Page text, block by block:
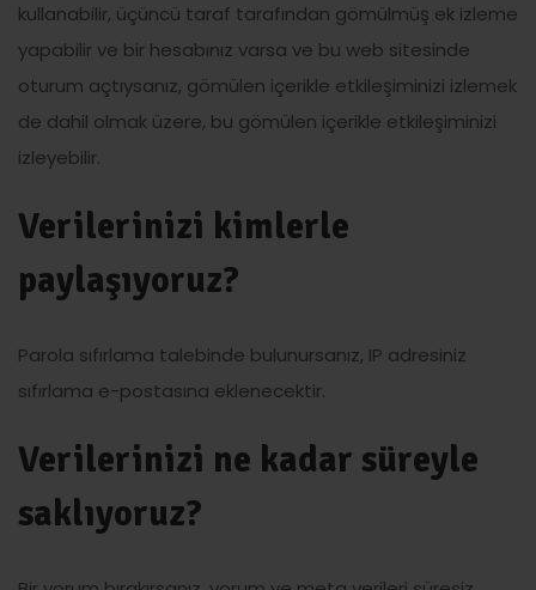
kullanabilir, üçüncü taraf tarafından gömülmüş ek izleme
yapabilir ve bir hesabınız varsa ve bu web sitesinde
oturum açtıysanız, gömülen içerikle etkileşiminizi izlemek
de dahil olmak üzere, bu gömülen içerikle etkileşiminizi
izleyebilir.
Verilerinizi kimlerle
paylaşıyoruz?
Parola sıfırlama talebinde bulunursanız, IP adresiniz
sıfırlama e-postasına eklenecektir.
Verilerinizi ne kadar süreyle
saklıyoruz?